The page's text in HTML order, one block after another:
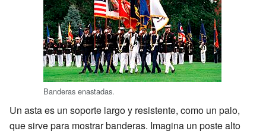
Banderas enastadas.
Un asta es un soporte largo y resistente, como un palo,
que sirve para mostrar banderas. Imagina un poste alto